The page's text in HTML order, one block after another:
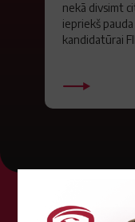
nekā divsimt
iepriekš
kandidatūrai